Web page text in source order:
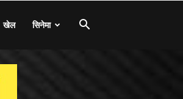
खेल सिनेमा